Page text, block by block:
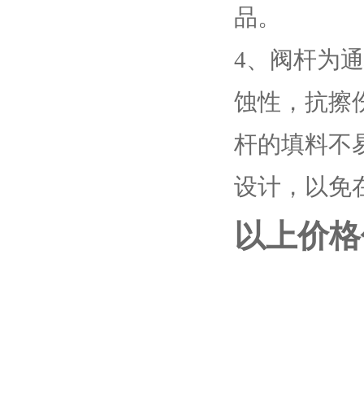
品。
4、阀杆为
蚀性，抗擦
杆的填料不
设计，以免
以上价